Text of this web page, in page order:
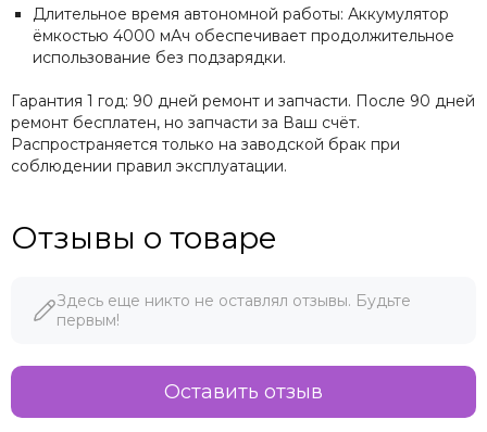
Длительное время автономной работы: Аккумулятор
ёмкостью 4000 мАч обеспечивает продолжительное
использование без подзарядки.
Гарантия 1 год: 90 дней ремонт и запчасти. После 90 дней
ремонт бесплатен, но запчасти за Ваш счёт.
Распространяется только на заводской брак при
соблюдении правил эксплуатации.
Отзывы о товаре
Здесь еще никто не оставлял отзывы. Будьте
первым!
Оставить отзыв